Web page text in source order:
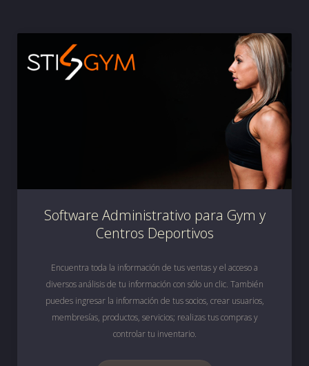
Software Administrativo para Gym y
Centros Deportivos
Encuentra toda la información de tus ventas y el acceso a
diversos análisis de tu información con sólo un clic. También
puedes ingresar la información de tus socios, crear usuarios,
membresías, productos, servicios; realizas tus compras y
controlar tu inventario.